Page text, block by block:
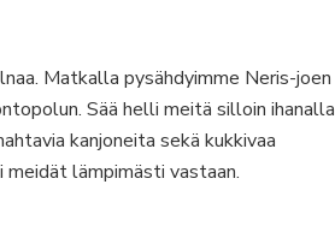
Matkalla pysähdyimme Neris-joen
Sää helli meitä silloin ihanalla
kanjoneita sekä kukkivaa
lämpimästi vastaan.